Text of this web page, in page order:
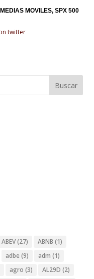
MEDIAS MOVILES SPX 500
ABEV(27) ABNB (1)
adbe (9) adm (1)
agro (3) AL29D (2)